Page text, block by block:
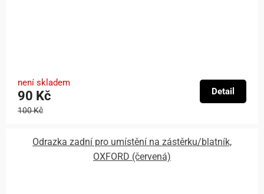
není skladem
90 Kč
100 Kč
Detail
Odrazka zadní pro umístění na zástěrku/blatník,
OXFORD (červená)